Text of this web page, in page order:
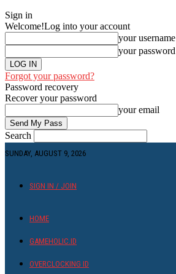
Sign in
Welcome!Log into your account
your username
your password
Forgot your password?
Password recovery
Recover your password
your email
Search
SUNDAY, AUGUST 9, 2026
SIGN IN / JOIN
HOME
GAMEHOLIC.ID
OVERCLOCKING ID